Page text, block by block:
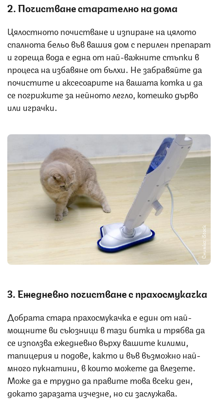
2. Почистване старателно на дома
Цялостното почистване и изпиране на цялото
спалнота бельо във вашия дом с перилен препарат
и гореща вода е една от най-важните стъпки в
процеса на избавяне от бълхи. Не забравяйте да
почистите и аксесоарите на вашата котка и да
се погрижите за нейното легло, котешко дърво
или играчки.
Снимка: iStock
3. Ежедневно почистване с прахосмукачка
Добрата стара прахосмукачка е един от най-
мощните ви съюзници в тази битка и трябва да
се използва ежедневно върху вашите килими,
тапицерия и подове, както и във възможно най-
много пукнатини, в които можете да влезете.
Може да е трудно да правите това всеки ден,
докато заразата изчезне, но си заслужава.